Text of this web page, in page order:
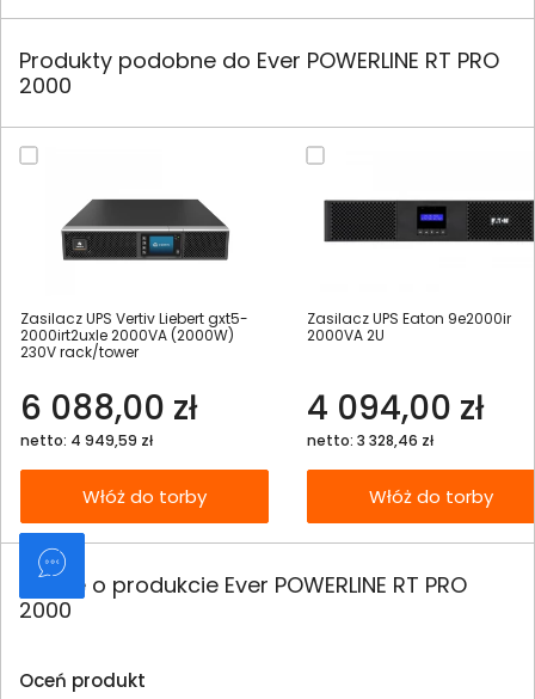
Produkty podobne do Ever POWERLINE RT PRO
2000
Zasilacz UPS Vertiv Liebert gxt5-
2000irt2uxle 2000VA (2000W)
230V rack/tower
6 088,00 zł
netto: 4 949,59 zł
Włóż do torby
Zasilacz UPS Eaton 9e2000ir
2000VA 2U
4 094,00 zł
netto: 3 328,46 zł
Włóż do torby
Opinie o produkcie Ever POWERLINE RT PRO
2000
Oceń produkt